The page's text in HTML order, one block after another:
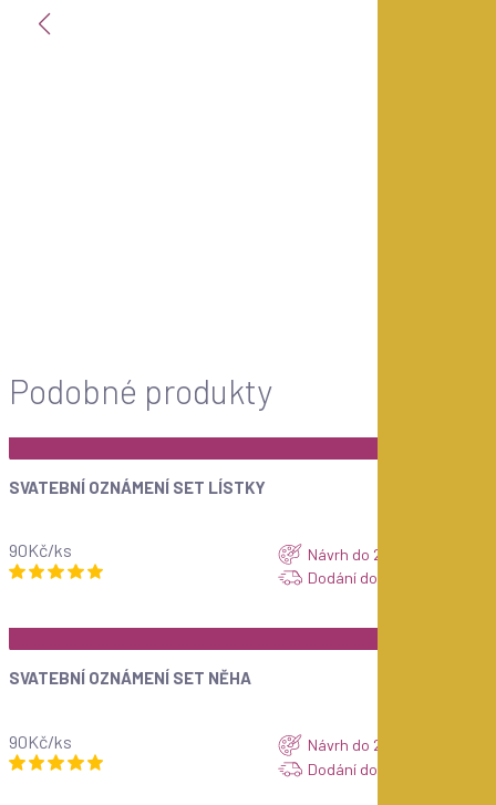
Podobné produkty
SVATEBNÍ OZNÁMENÍ SET LÍSTKY
90Kč/ks
Návrh do 24 hod. ZDARMA
Dodání do 7 dnů
SVATEBNÍ OZNÁMENÍ SET NĚHA
90Kč/ks
Návrh do 24 hod. ZDARMA
Dodání do 7 dnů